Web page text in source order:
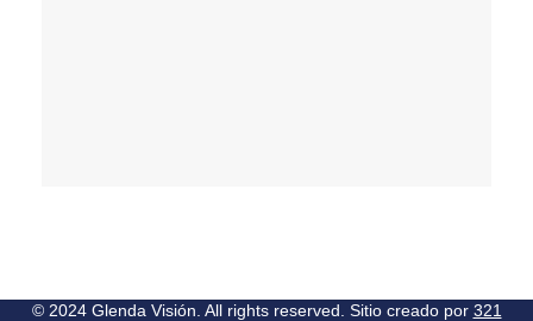
© 2024 Glenda Visión. All rights reserved. Sitio creado por 321